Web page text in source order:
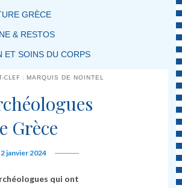
GRÈCE
& RESTOS
ET SOINS DU CORPS
CLEF :MARQUIS DE NOINTEL
Grèce
2 janvier 2024
qui ont